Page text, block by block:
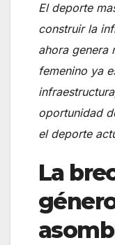
El deporte
construir la
ahora genera
femenino ya
oportunidad
el deporte
La